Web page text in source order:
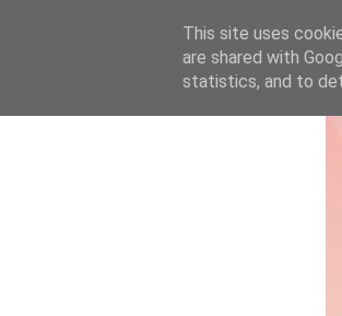
My Sites Info
This site uses
are shared with
statistics, and to